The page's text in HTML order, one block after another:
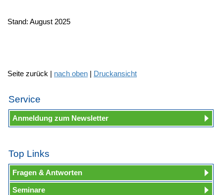
Stand: August 2025
Seite zurück | nach oben | Druckansicht
Service
Anmeldung zum Newsletter
Top Links
Fragen & Antworten
Seminare